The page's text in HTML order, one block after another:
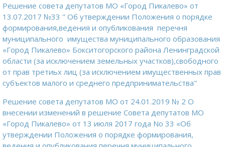
Решение совета депутатов МО «Город Пикалево» от
13.07.2017 №33 " Об утверждении Положения о порядке
формирования,ведения и опубликования перечня
муниципального имущества муниципального образования
«Город Пикалево» Бокситогорского района Ленинградской
области (за исключением земельных участков),свободного
от прав третиьх лиц (за исключением имущественных прав
субъектов малого и среднего предпринимательства"
Решение совета депутатов МО от 24.01.2019 № 2 О
внесении изменений в решение Совета депутатов МО
«Город Пикалево» от 13 июля 2017 года No 33 «Об
утверждении Положения о порядке формирования,